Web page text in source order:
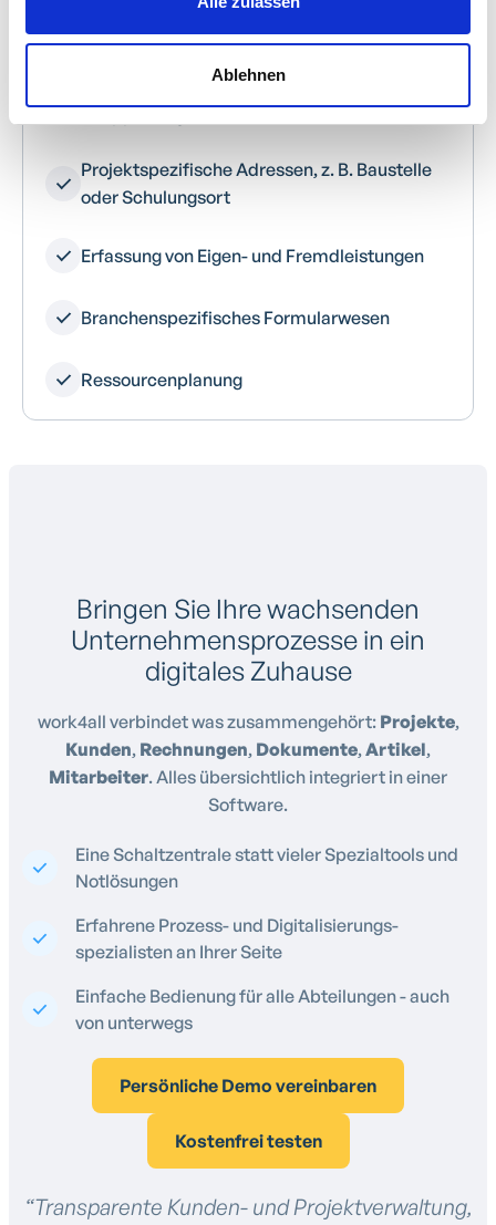
Ablehnen
Individuelle Felder für die Projektmaske
Projektliste mit Sortier-, Filter- und
Projektspezifische Adressen, z. B. Baustelle
oder Schulungsort
Erfassung von Eigen- und Fremdleistungen
Branchenspezifisches Formularwesen
Ressourcenplanung
Bringen Sie Ihre wachsenden
Unternehmensprozesse in ein
digitales Zuhause
work4all verbindet was zusammengehört: Projekte,
Kunden, Rechnungen, Dokumente,Artikel,
Mitarbeiter. Alles übersichtlich integriert in einer
Software.
Eine Schaltzentrale statt vieler Spezialtools und
Notlösungen
Erfahrene Prozess- und Digitalisierungs-
spezialisten an Ihrer Seite
Einfache Bedienung für alle Abteilungen - auch
von unterwegs
Persönliche Demo vereinbaren
Kostenfrei testen
“Transparente Kunden- und Projektverwaltung,